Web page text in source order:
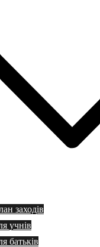
заходів
учнів
батьків